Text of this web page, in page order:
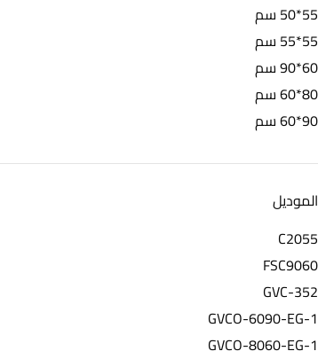
55*50 سم
55*55 سم
60*90 سم
80*60 سم
90*60 سم
الموديل
C2055
FSC9060
GVC-352
GVCO-6090-EG-1
GVCO-8060-EG-1